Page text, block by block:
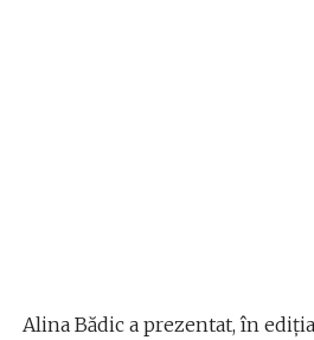
Alina Bădic a prezentat, în